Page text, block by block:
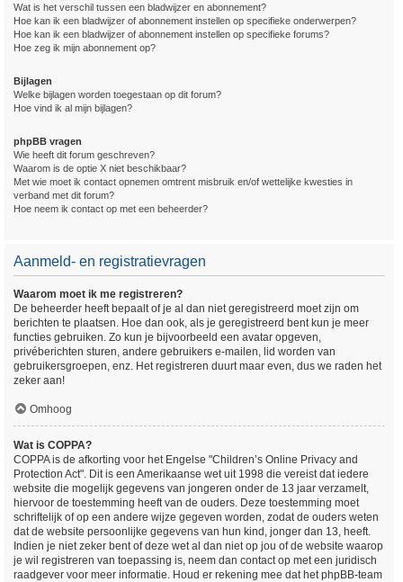
Wat is het verschil tussen een bladwijzer en abonnement?
Hoe kan ik een bladwijzer of abonnement instellen op specifieke onderwerpen?
Hoe kan ik een bladwijzer of abonnement instellen op specifieke forums?
Hoe zeg ik mijn abonnement op?
Bijlagen
Welke bijlagen worden toegestaan op dit forum?
Hoe vind ik al mijn bijlagen?
phpBB vragen
Wie heeft dit forum geschreven?
Waarom is de optie X niet beschikbaar?
Met wie moet ik contact opnemen omtrent misbruik en/of wettelijke kwesties in
verband met dit forum?
Hoe neem ik contact op met een beheerder?
Aanmeld- en registratievragen
Waarom moet ik me registreren?
De beheerder heeft bepaalt of je al dan niet geregistreerd moet zijn om
berichten te plaatsen. Hoe dan ook, als je geregistreerd bent kun je meer
functies gebruiken. Zo kun je bijvoorbeeld een avatar opgeven,
privéberichten sturen, andere gebruikers e-mailen, lid worden van
gebruikersgroepen, enz. Het registreren duurt maar even, dus we raden het
zeker aan!
Omhoog
Wat is COPPA?
COPPA is de afkorting voor het Engelse "Children’s Online Privacy and
Protection Act". Dit is een Amerikaanse wet uit 1998 die vereist dat iedere
website die mogelijk gegevens van jongeren onder de 13 jaar verzamelt,
hiervoor de toestemming heeft van de ouders. Deze toestemming moet
schriftelijk of op een andere wijze gegeven worden, zodat de ouders weten
dat de website persoonlijke gegevens van hun kind, jonger dan 13, heeft.
Indien je niet zeker bent of deze wet al dan niet op jou of de website waarop
je wil registreren van toepassing is, neem dan contact op met een juridisch
raadgever voor meer informatie. Houd er rekening mee dat het phpBB-team